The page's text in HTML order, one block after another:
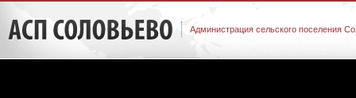
Администрация сельского поселения